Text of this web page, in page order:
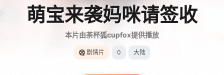
萌宝来袭妈咪请签收
本片由茶杯狐cupfox提供播放
剧情片 0 大陆